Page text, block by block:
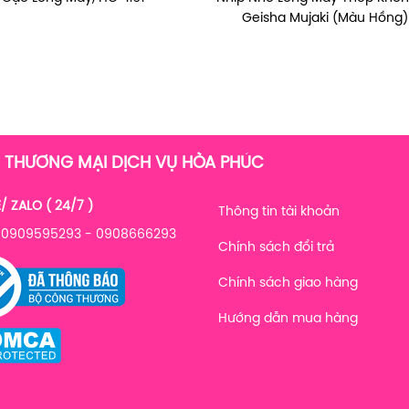
Tươi Avatar White Body Wash (
Geisha Mujaki (Màu Hồng)
MẠI DỊCH VỤ HÒA PHÚC
ZALO ( 24/7 )
0909595293 - 0908666293
Thông tin tài khoản
Chính sách đổi trả
Chính sách giao hàng
Hướng dẫn mua hàng